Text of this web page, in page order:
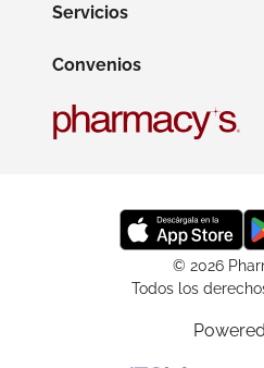
Servicios
Convenios
© 2026
Todos los